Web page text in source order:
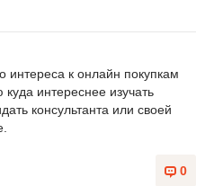
к онлайн покупкам
интереснее изучать
консультанта или своей
0